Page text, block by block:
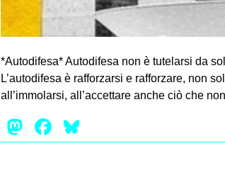
*Autodifesa* Autodifesa non è tutelarsi da
L’autodifesa è rafforzarsi e rafforzare, non
all’immolarsi, all’accettare anche ciò che
Mastodon
Facebook